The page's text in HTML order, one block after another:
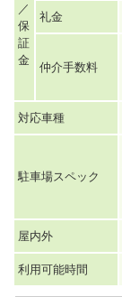
／
保
証
金
礼金
仲介手数料
対応車種
駐車場スペック
屋内外
利用可能時間